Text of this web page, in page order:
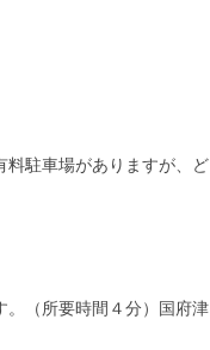
料駐車場がありますが、ど
。（所要時間４分）国府津